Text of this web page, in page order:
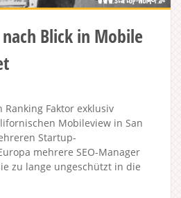
nach Blick in Mobile
Ranking Faktor exklusiv
Mobileview in San
Startup-
mehrere SEO-Manager
zu lange ungeschützt in die